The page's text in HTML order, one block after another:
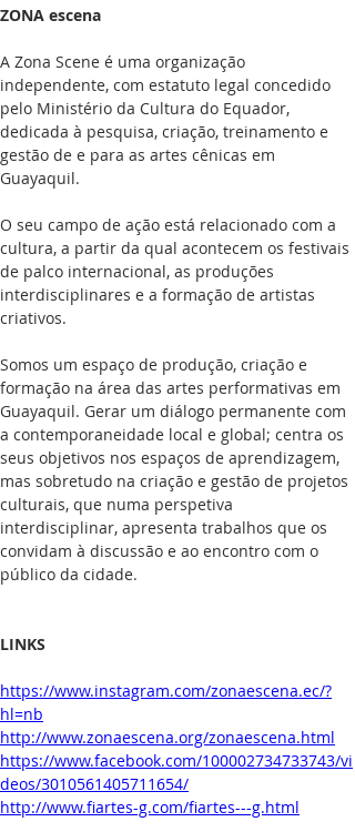
ZONA escena
A Zona Scene é uma organização
independente, com estatuto legal concedido
pelo Ministério da Cultura do Equador,
dedicada à pesquisa, criação, treinamento e
gestão de e para as artes cênicas em
Guayaquil.
O seu campo de ação está relacionado com a
cultura, a partir da qual acontecem os festivais
de palco internacional, as produções
interdisciplinares e a formação de artistas
criativos.
Somos um espaço de produção, criação e
formação na área das artes performativas em
Guayaquil. Gerar um diálogo permanente com
a contemporaneidade local e global; centra os
seus objetivos nos espaços de aprendizagem,
mas sobretudo na criação e gestão de projetos
culturais, que numa perspetiva
interdisciplinar, apresenta trabalhos que os
convidam à discussão e ao encontro com o
público da cidade.
LINKS
https://www.instagram.com/zonaescena.ec/?
hl=nb
http://www.zonaescena.org/zonaescena.html
https://www.facebook.com/100002734733743/vi
deos/3010561405711654/
http://www.fiartes-g.com/fiartes---g.html